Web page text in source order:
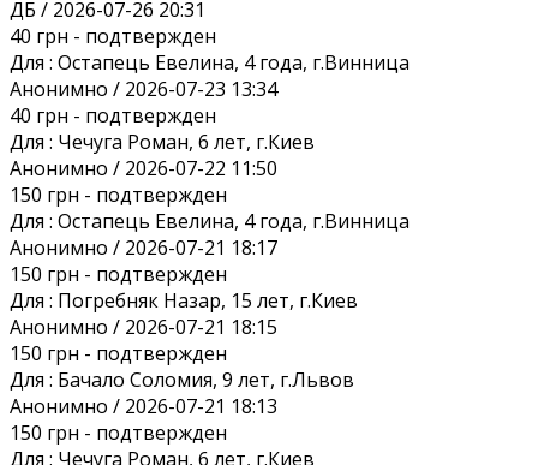
ДБ / 2026-07-26 20:31
40 грн - подтвержден
Для : Остапець Евелина, 4 года, г.Винница
Анонимно / 2026-07-23 13:34
40 грн - подтвержден
Для : Чечуга Роман, 6 лет, г.Киев
Анонимно / 2026-07-22 11:50
150 грн - подтвержден
Для : Остапець Евелина, 4 года, г.Винница
Анонимно / 2026-07-21 18:17
150 грн - подтвержден
Для : Погребняк Назар, 15 лет, г.Киев
Анонимно / 2026-07-21 18:15
150 грн - подтвержден
Для : Бачало Соломия, 9 лет, г.Львов
Анонимно / 2026-07-21 18:13
150 грн - подтвержден
Для : Чечуга Роман, 6 лет, г.Киев